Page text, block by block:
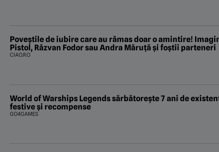
Poveştile de iubire care au rămas doar o amintire!
Pistol, Răzvan Fodor sau Andra Măruţă şi foştii parteneri
CIAO.RO
World of Warships Legends sărbătorește 7 ani de
festive și recompense
GO4GAMES